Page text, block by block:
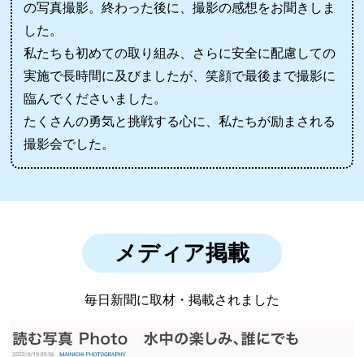
の写真撮影。終わった後に、撮影の感想をお聞きしま
した。
私たちも初めての取り組み、さらに安全に配慮しての
実施で長時間に及びましたが、笑顔で最後まで撮影に
臨んでくださいました。
たくさんの勇気と挑戦する心に、私たちが励まされる
撮影会でした。
メディア掲載
毎日新聞に取材・掲載されました